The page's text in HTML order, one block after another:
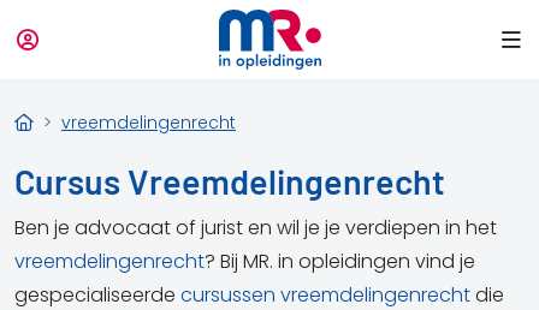
vreemdelingenrecht
Cursus Vreemdelingenrecht
Ben je advocaat of jurist en wil je je verdiepen in het
vreemdelingenrecht? Bij MR. in opleidingen vind je
gespecialiseerde cursussen vreemdelingenrechtdie